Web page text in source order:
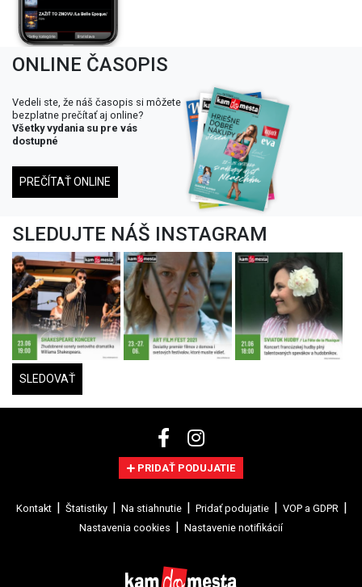
ONLINE ČASOPIS
Vedeli ste, že náš časopis si môžete
bezplatne prečítať aj online?
Všetky vydania su pre vás
dostupné
PREČÍTAŤ ONLINE
SLEDUJTE NÁŠ INSTAGRAM
SLEDOVAŤ
PRIDAŤ PODUJATIE
Kontakt Štatistiky Na stiahnutie Pridať podujatie
VOP a GDPR
Nastavenia cookies
Nastavenie notifikácií